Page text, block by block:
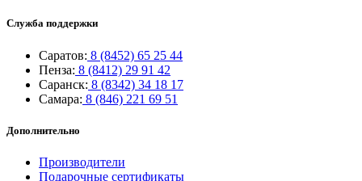
Служба поддержки
Саратов: 8 (8452) 65 25 44
Пенза: 8 (8412) 29 91 42
Саранск: 8 (8342) 34 18 17
Самара: 8 (846) 221 69 51
Дополнительно
Производители
Подарочные сертификаты